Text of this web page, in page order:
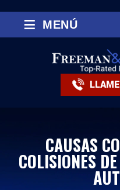
≡ MENÚ
CAUSAS
COLISIONES